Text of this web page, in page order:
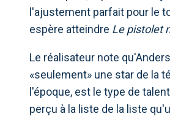
l'ajustement parfait pour le
espère atteindre Le pistolet
Le réalisateur note
«seulement» une star de la
l'époque, est le type de
perçu à la liste de la liste